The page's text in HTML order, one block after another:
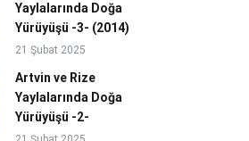
Yaylalarında Doğa
Yürüyüşü -3- (2014)
21 Şubat 2025
Artvin ve Rize
Yaylalarında Doğa
Yürüyüşü -2-